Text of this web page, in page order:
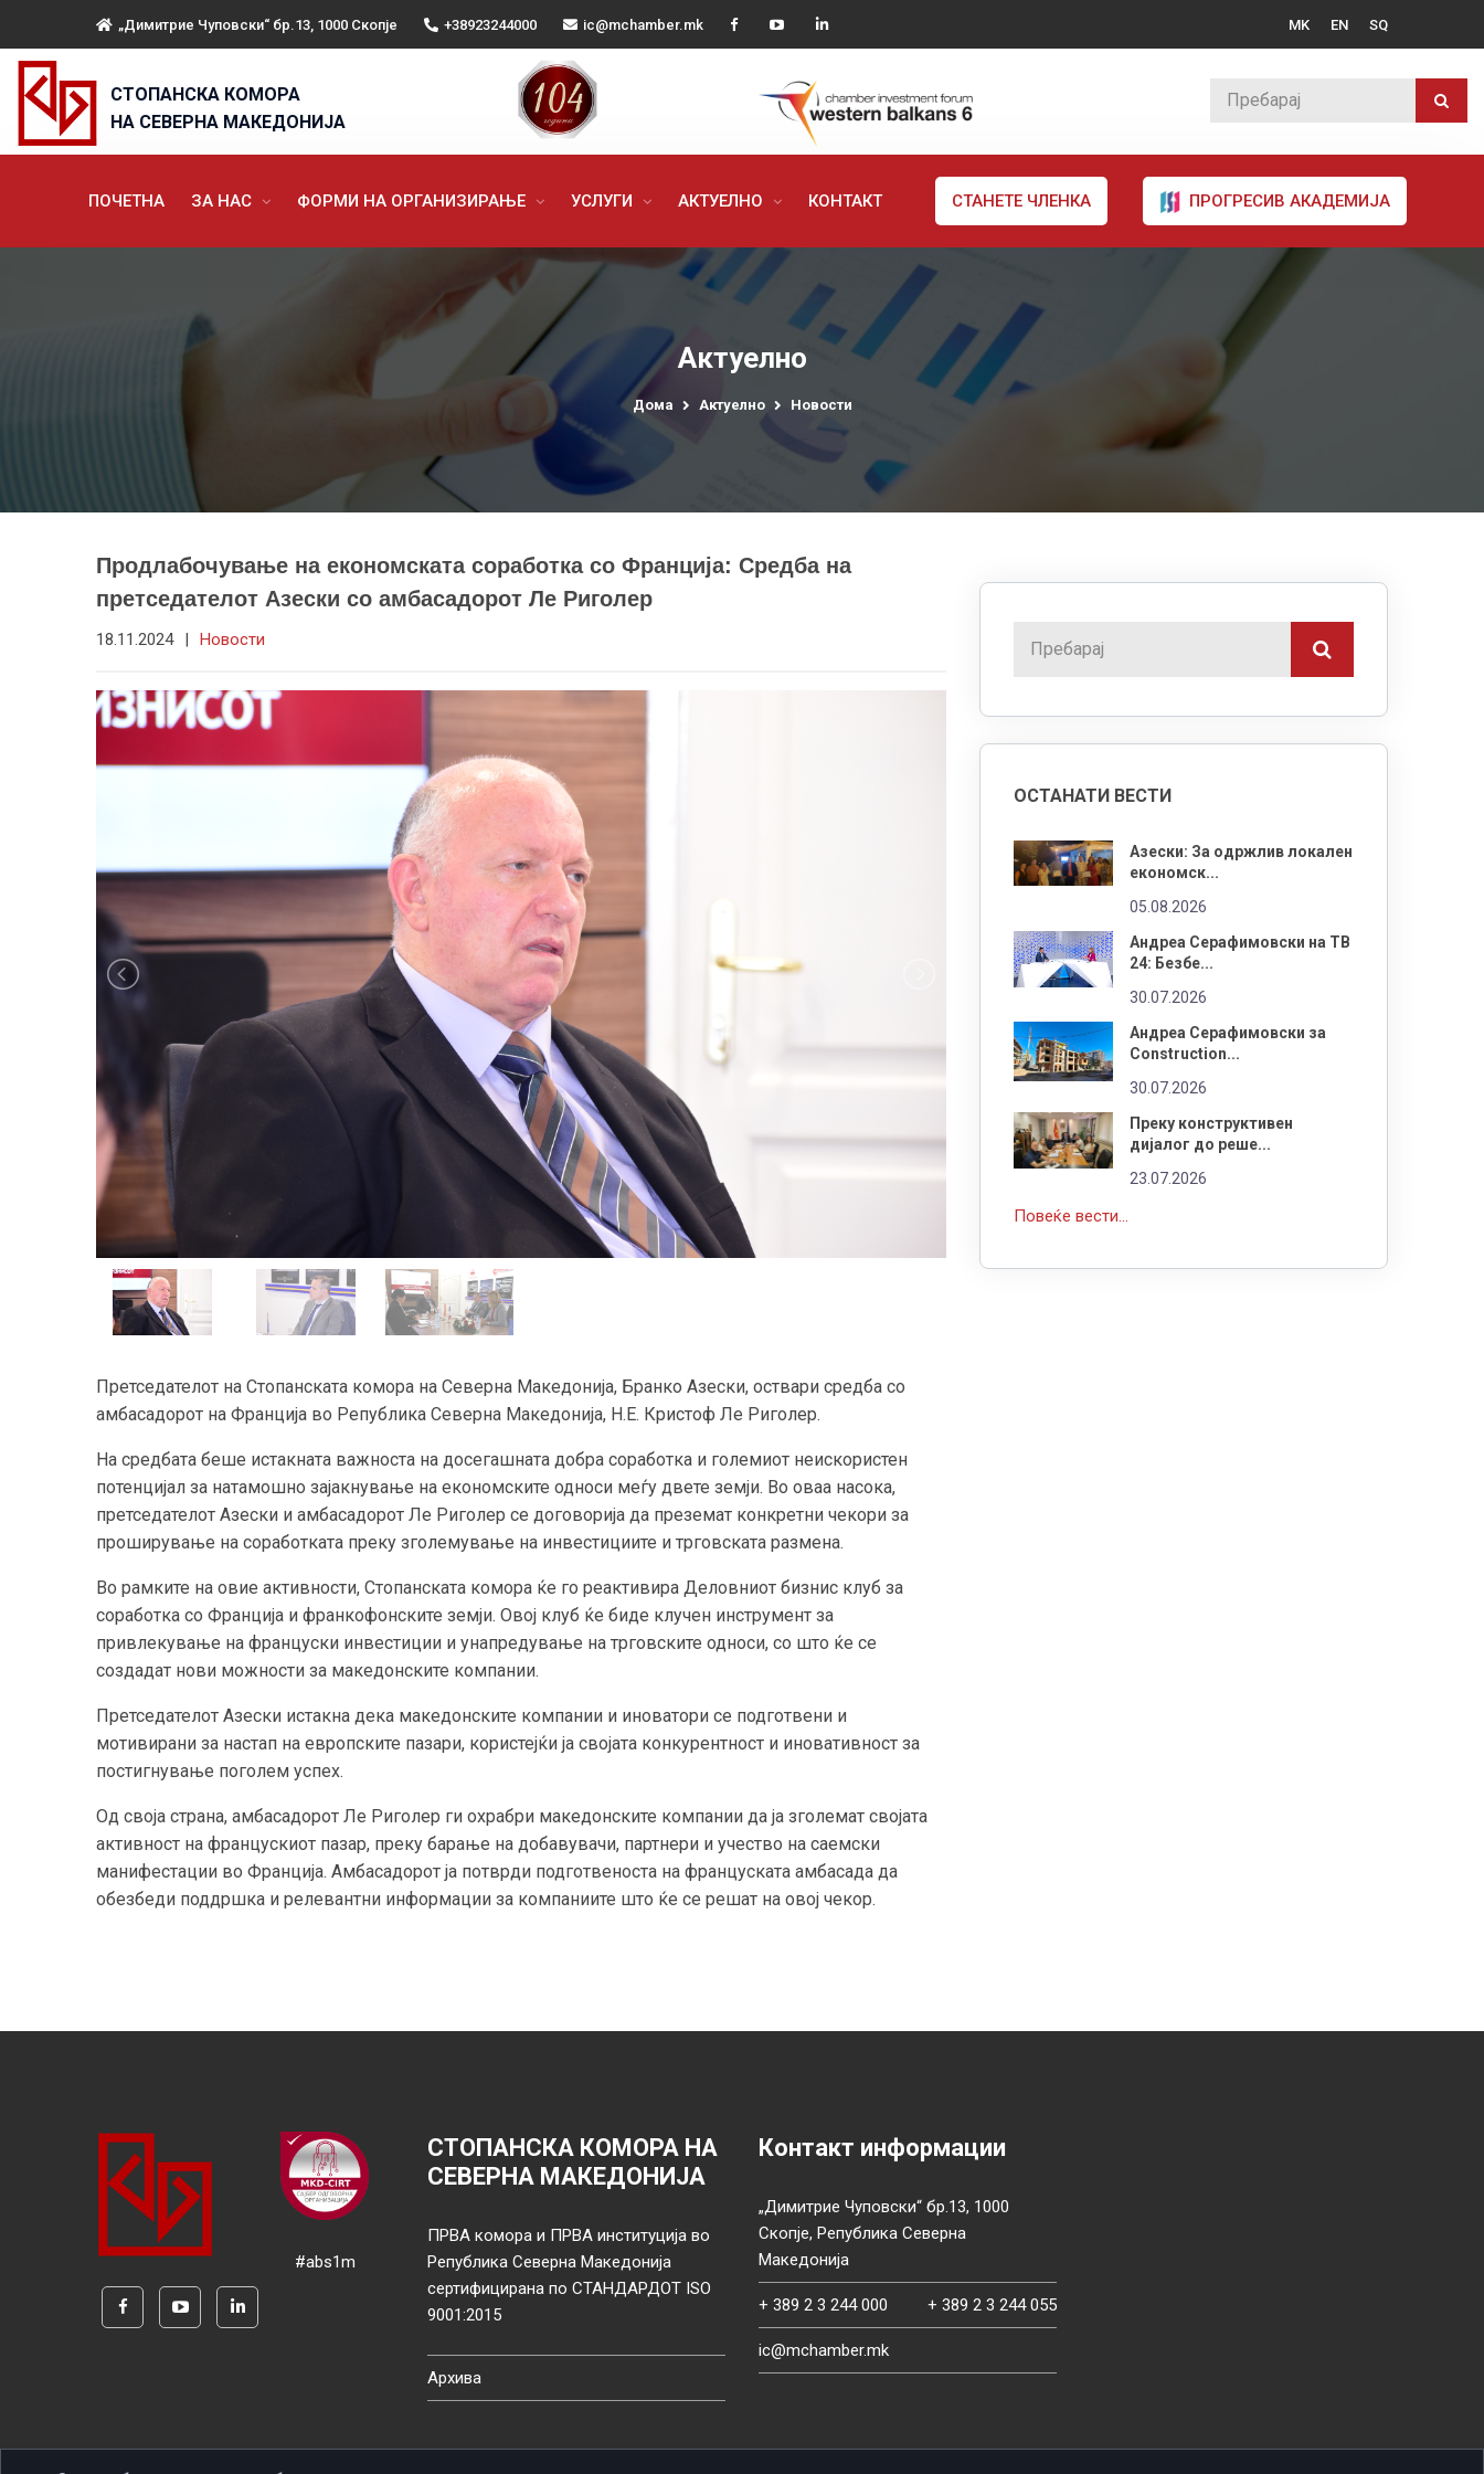
„Димитрие Чуповски“ бр.13, 1000 Скопје +38923244000 ic@mchamber.mk MK EN SQ
СТОПАНСКА КОМОРА
НА СЕВЕРНА МАКЕДОНИЈА
ПОЧЕТНА ЗА НАС ФОРМИ НА ОРГАНИЗИРАЊЕ УСЛУГИ АКТУЕЛНО КОНТАКТ СТАНЕТЕ ЧЛЕНКА ПРОГРЕСИВ АКАДЕМИЈА
Актуелно
Дома Актуелно Новости
Продлабочување на економската соработка со Франција: Средба на
претседателот Азески со амбасадорот Ле Риголер
18.11.2024 | Новости
Претседателот на Стопанската комора на Северна Македонија, Бранко Азески, оствари средба со
амбасадорот на Франција во Република Северна Македонија, Н.Е. Кристоф Ле Риголер.
На средбата беше истакната важноста на досегашната добра соработка и големиот неискористен
потенцијал за натамошно зајакнување на економските односи меѓу двете земји. Во оваа насока,
претседателот Азески и амбасадорот Ле Риголер се договорија да преземат конкретни чекори за
проширување на соработката преку зголемување на инвестициите и трговската размена.
Во рамките на овие активности, Стопанската комора ќе го реактивира Деловниот бизнис клуб за
соработка со Франција и франкофонските земји. Овој клуб ќе биде клучен инструмент за
привлекување на француски инвестиции и унапредување на трговските односи, со што ќе се
создадат нови можности за македонските компании.
Претседателот Азески истакна дека македонските компании и иноватори се подготвени и
мотивирани за настап на европските пазари, користејќи ја својата конкурентност и иновативност за
постигнување поголем успех.
Од своја страна, амбасадорот Ле Риголер ги охрабри македонските компании да ја зголемат својата
активност на францускиот пазар, преку барање на добавувачи, партнери и учество на саемски
манифестации во Франција. Амбасадорот ја потврди подготвеноста на француската амбасада да
обезбеди поддршка и релевантни информации за компаниите што ќе се решат на овој чекор.
ОСТАНАТИ ВЕСТИ
Азески: За одржлив локален
економск...
05.08.2026
Андреа Серафимовски на ТВ
24: Безбе...
30.07.2026
Андреа Серафимовски за
Construction...
30.07.2026
Преку конструктивен
дијалог до реше...
23.07.2026
Повеќе вести...
#abs1m
СТОПАНСКА КОМОРА НА
СЕВЕРНА МАКЕДОНИЈА
ПРВА комора и ПРВА институција во
Република Северна Македонија
сертифицирана по СТАНДАРДОТ ISO
9001:2015
Архива
Контакт информации
„Димитрие Чуповски“ бр.13, 1000
Скопје, Република Северна
Македонија
+ 389 2 3 244 000 + 389 2 3 244 055
ic@mchamber.mk